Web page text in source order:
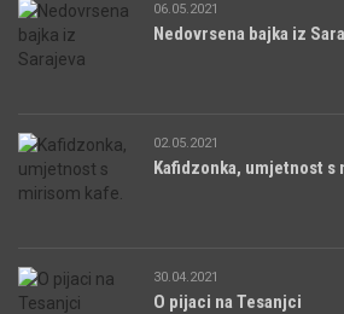
06.05.2021
Nedovrsena bajka iz
02.05.2021
Kafidzonka, umjetnost s
30.04.2021
O pijaci na Tesanjci